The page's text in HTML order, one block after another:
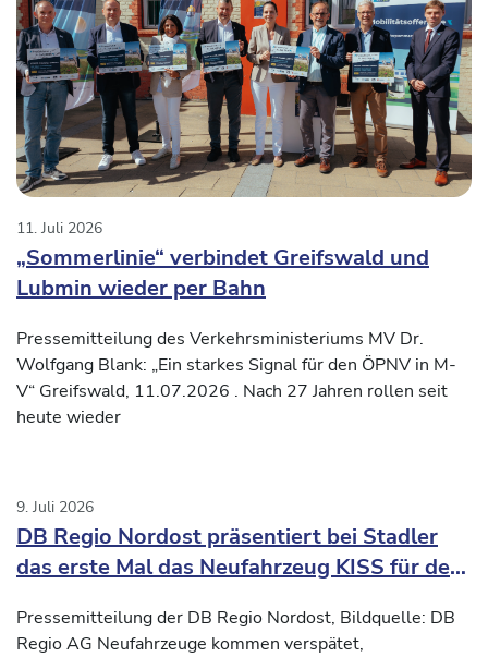
„Sommerlinie“ verbindet Greifswald und
Lubmin wieder per Bahn
11. Juli 2026
Pressemitteilung des Verkehrsministeriums MV Dr.
Wolfgang Blank: „Ein starkes Signal für den ÖPNV in M-
V“ Greifswald, 11.07.2026 . Nach 27 Jahren rollen seit
heute wieder
DB Regio Nordost präsentiert bei Stadler
das erste Mal das Neufahrzeug KISS für den
9. Juli 2026
Pressemitteilung der DB Regio Nordost, Bildquelle: DB
Regio AG Neufahrzeuge kommen verspätet,